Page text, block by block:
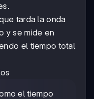
tarda la onda
y se mide en
el tiempo total
el tiempo